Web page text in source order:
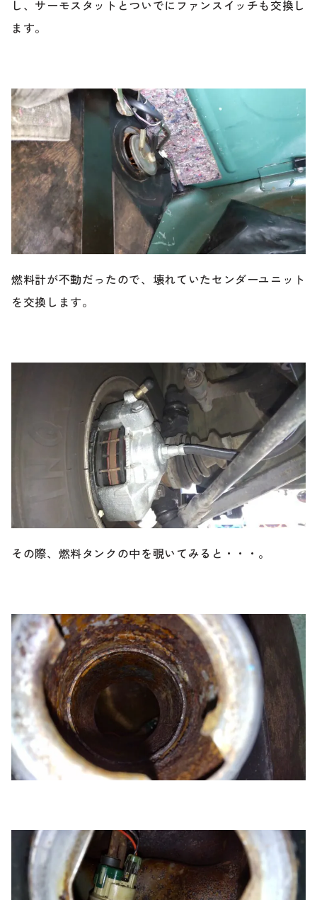
し、サーモスタットとついでにファンスイッチも交換し
ます。
燃料計が不動だったので、壊れていたセンダーユニット
を交換します。
その際、燃料タンクの中を覗いてみると・・・。